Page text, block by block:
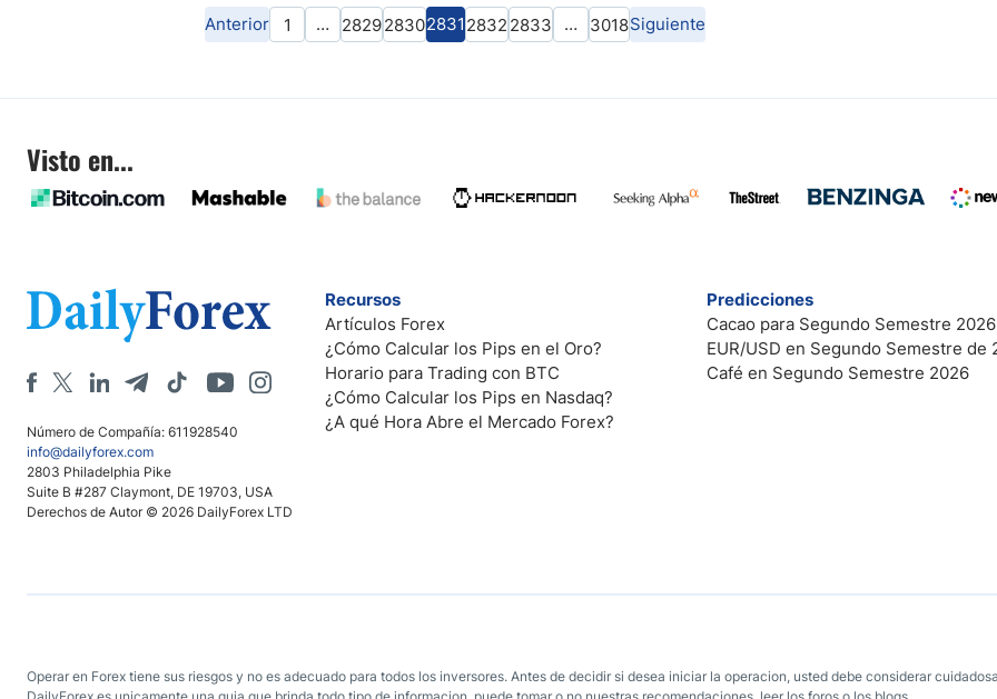
Anterior 1 … 282928302831 2832 2833 … 3018Siguiente
Visto en...
Número de Compañía: 611928540
info@dailyforex.com
2803 Philadelphia Pike
Suite B #287 Claymont, DE 19703, USA
Derechos de Autor © 2026 DailyForex LTD
Recursos
Artículos Forex
¿Cómo Calcular los Pips en el Oro?
Horario para Trading con BTC
¿Cómo Calcular los Pips en Nasdaq?
¿A qué Hora Abre el Mercado Forex?
Predicciones
Cacao para Segundo Semestre 2026
EUR/USD en Segundo Semestre de
Café en Segundo Semestre 2026
Operar en Forex tiene sus riesgos y no es adecuado para todos los inversores. Antes de decidir si desea iniciar la operacion, usted debe considerar